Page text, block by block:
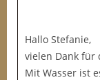
Hallo Stefanie,
vielen Dank für
Mit Wasser ist